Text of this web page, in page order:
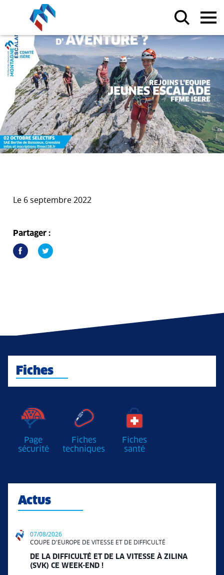
Le 6 septembre 2022
Partager :
Fiches
Page
sécurité
Fiches
techniques
Fiches
santé
Actus
07/08/2026
COUPE D'EUROPE DE VITESSE ET DE DIFFICULTÉ
DE LA DIFFICULTÉ ET DE LA VITESSE À ZILINA
(SVK) CE WEEK-END !